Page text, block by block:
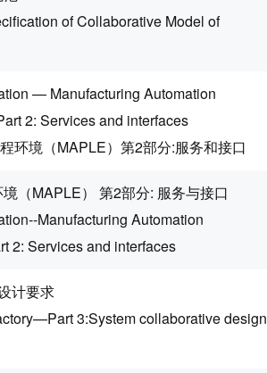
of Collaborative Model of
— Manufacturing Automation
2: Services and interfaces
境（MAPLE）第2部分:服务和接口
（MAPLE） 第2部分: 服务与接口
Manufacturing Automation
2: Services and interfaces
计要求
3:System collaborative design